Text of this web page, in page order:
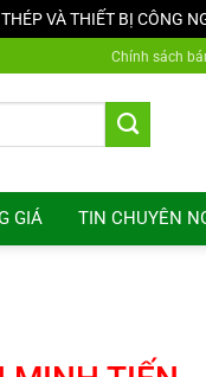
VÀ THIẾT BỊ CÔNG
Chính sách
GIÁ TIN CHUYÊN